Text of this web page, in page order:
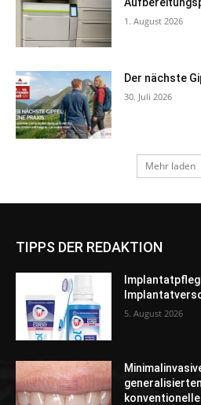
TIPPS DER REDAKTION
5. August 2026